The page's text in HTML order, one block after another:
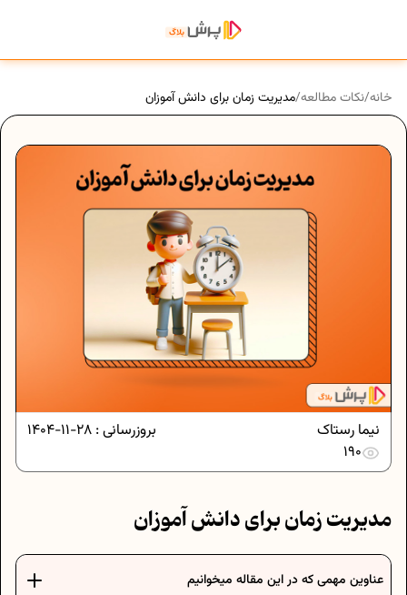
خانه/نکات مطالعه/مدیریت زمان برای دانش آموزان
بروزرسانی : 28-11-1404
نیما رستاک
190
مدیریت زمان برای دانش آموزان
عناوین مهمی که در این مقاله میخوانیم